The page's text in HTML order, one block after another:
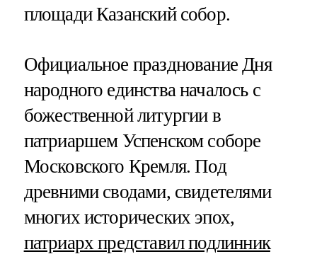
площади Казанский собор.
Официальное празднование Дня
народного единства началось с
божественной литургии в
патриаршем Успенском соборе
Московского Кремля. Под
древними сводами, свидетелями
многих исторических эпох,
патриарх представил подлинник